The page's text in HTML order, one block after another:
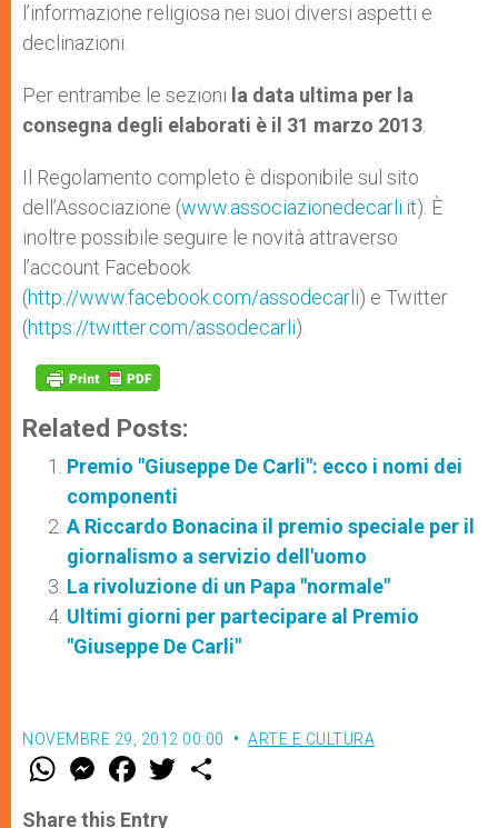
l’informazione religiosa nei suoi diversi aspetti e
declinazioni.
Per entrambe le sezioni la data ultima per la
consegna degli elaborati è il 31 marzo 2013
Il Regolamento completo è disponibile sul sito
dell’Associazione (www.associazionedecarli.it). È
inoltre possibile seguire le novità attraverso
l’account Facebook
(http://www.facebook.com/assodecarli) e Twitter
(https://twitter.com/assodecarli).
Related Posts:
Premio "Giuseppe De Carli": ecco i nomi dei
componenti
A Riccardo Bonacina il premio speciale per il
giornalismo a servizio dell'uomo
La rivoluzione di un Papa "normale"
Ultimi giorni per partecipare al Premio
"Giuseppe De Carli"
NOVEMBRE 29, 2012 00:00 ARTE E CULTURA
W
t
M
e
s
F
a
e
w
Share this Entry